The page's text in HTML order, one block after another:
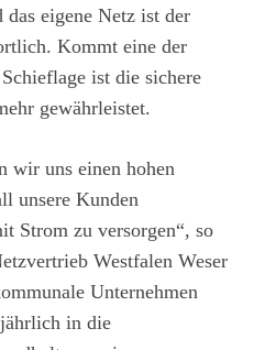
eigene Netz ist der
Kommt eine der
ist die sichere
gewährleistet.
wir uns einen hohen
unsere Kunden
Strom zu versorgen“, so
Westfalen Weser
Unternehmen
in die